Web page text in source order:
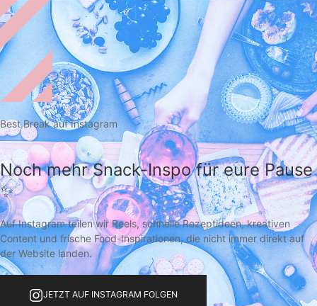
Best Break auf Instagram
Noch mehr Snack-Inspo für eure Pause
✨
Auf Instagram teilen wir Reels, schnelle Rezeptideen, kreativen
Content und frische Food-Inspirationen, die nicht immer direkt auf
der Website landen.
JETZT AUF INSTAGRAM FOLGEN